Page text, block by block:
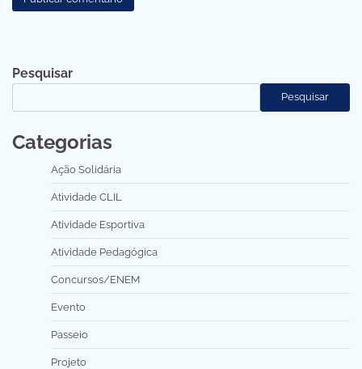
Pesquisar
Pesquisar
Categorias
Ação Solidária
Atividade CLIL
Atividade Esportiva
Atividade Pedagógica
Concursos/ENEM
Evento
Passeio
Projeto